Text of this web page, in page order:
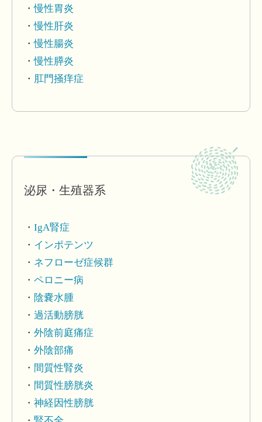
慢性胃炎
慢性肝炎
慢性腸炎
慢性膵炎
肛門掻痒症
泌尿・生殖器系
IgA腎症
インポテンツ
ネフローゼ症候群
ペロニー病
陰嚢水腫
過活動膀胱
外陰前庭痛症
外陰部痛
間質性腎炎
間質性膀胱炎
神経因性膀胱